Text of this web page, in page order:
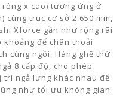
x cao) tương ứng ở
cùng trục cơ sở 2.650 mm,
Xforce gần như rộng rãi
khoảng để chân thoải
cùng ngồi. Hàng ghế thứ
8 cấp độ, cho phép
ngả lưng khác nhau để
như tối ưu không gian